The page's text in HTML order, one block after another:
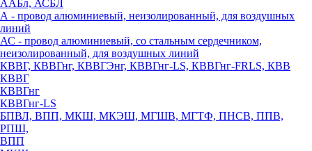
ААБл, АСБЛ
А - провод алюминиевый, неизолированный, для воздушных
линий
АС - провод алюминиевый, со стальным сердечником,
неизолированный, для воздушных линий
КВВГ, КВВГнг, КВВГЭнг, КВВГнг-LS, КВВГнг-FRLS, КВВ
КВВГ
КВВГнг
КВВГнг-LS
БПВЛ, ВПП, МКШ, МКЭШ, МГШВ, МГТФ, ПНСВ, ППВ,
РПШ,
ВПП